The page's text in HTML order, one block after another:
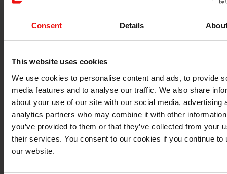
Consent Details
This website uses cookies
We use cookies to personalise content and ads, to provide
media features and to analyse our traffic. We also share
about your use of our site with our social media, advertising
analytics partners who may combine it with other
you’ve provided to them or that they’ve collected from your
their services. You consent to our cookies if you continue to
our website.
治理文件和工具 企业管理层和